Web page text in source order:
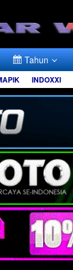
Tahun
INDOXXI